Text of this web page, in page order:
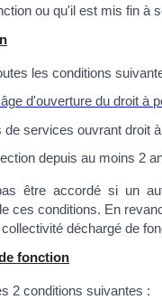
ou qu'il est mis fin à
les conditions
d'ouverture du droit à
services ouvrant droit
depuis au moins 2
être accordé si un
ces conditions. En
déchargé de
fonction
2 conditions suivantes :